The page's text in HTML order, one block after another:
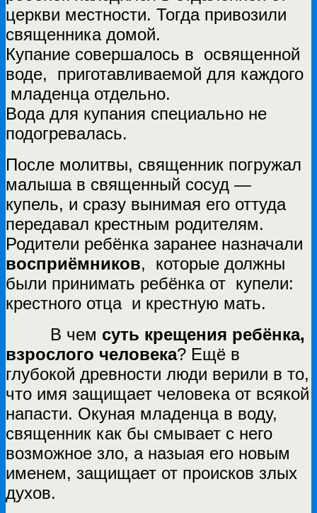
церкви местности. Тогда привозили
священника домой.
Купание совершалось в освященной
воде, приготавливаемой для каждого
младенца отдельно.
Вода для купания специально не
подогревалась.
После молитвы, священник погружал
малыша в священный сосуд —
купель, и сразу вынимая его оттуда
передавал крестным родителям.
Родители ребёнка заранее назначали
восприёмников, которые должны
были принимать ребёнка от купели:
крестного отца и крестную мать.
В чем суть крещения ребёнка,
взрослого человека? Ещё в
глубокой древности люди верили в то,
что имя защищает человека от всякой
напасти. Окуная младенца в воду,
священник как бы смывает с него
возможное зло, а назыая его новым
именем, защищает от происков злых
духов.